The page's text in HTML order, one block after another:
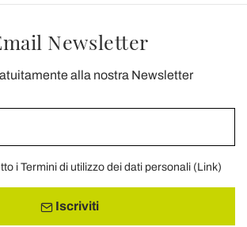
Newsletter
alla nostra Newsletter
i Termini di utilizzo dei dati personali (Link)
Iscriviti